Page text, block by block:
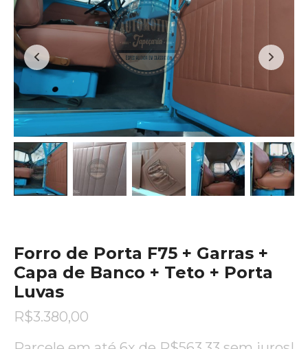
Forro de Porta F75 + Garras +
Capa de Banco + Teto + Porta
Luvas
R$3.380,00